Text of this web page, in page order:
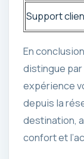
Support
En
distingue par
expérience
depuis la
destination,
confort et